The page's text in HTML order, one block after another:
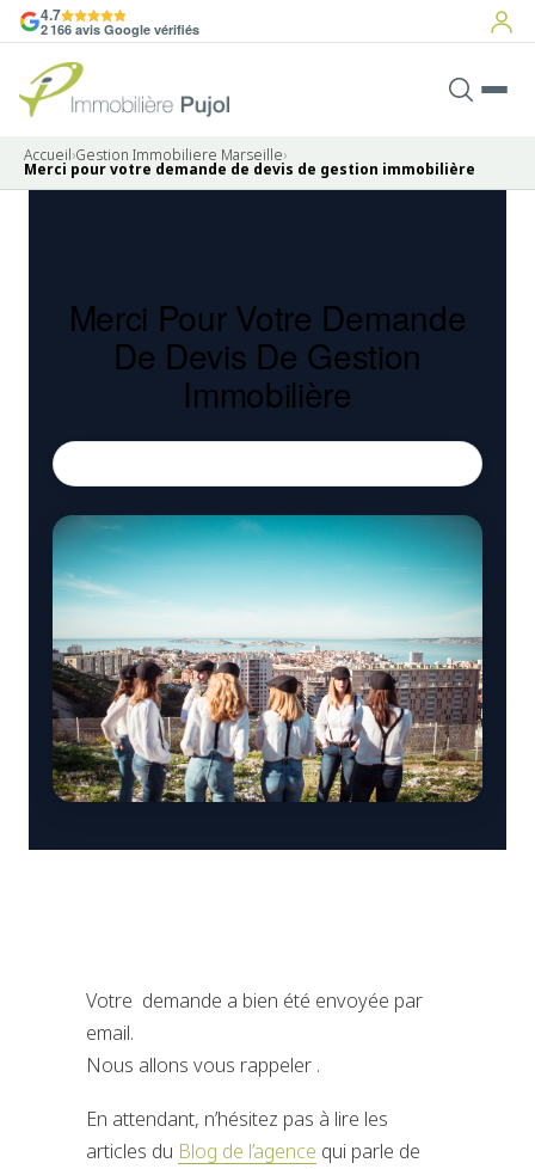
4.7
2 166 avis Google vérifiés
Accueil›Gestion Immobiliere Marseille›
Merci pour votre demande de devis de gestion immobilière
Merci Pour Votre Demande
De Devis De Gestion
Immobilière
Votre demande a bien été envoyée par
email.
Nous allons vous rappeler .
En attendant, n’hésitez pas à lire les
articles du Blog de l’agence qui parle de